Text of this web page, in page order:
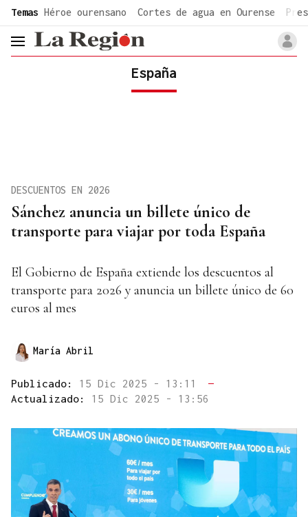
common.go-to-content
Temas Héroe ourensano Cortes de agua en Ourense
header.menu.open
España
Sánchez anuncia un billete único de
transporte para viajar por toda España
DESCUENTOS EN 2026
El Gobierno de España extiende los descuentos al
transporte para 2026 y anuncia un billete único de 60
euros al mes
María Abril
Publicado: 15 Dic 2025 - 13:11
—
Actualizado: 15 Dic 2025 - 13:56